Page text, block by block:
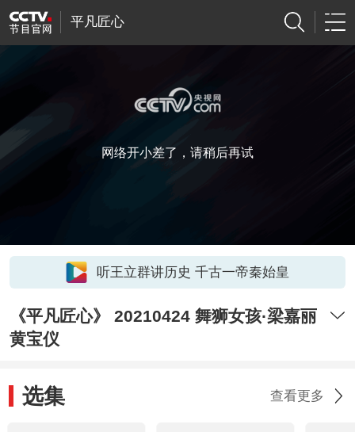
平凡匠心
网络开小差了，请稍后再试
听王立群讲历史 千古一帝秦始皇
《平凡匠心》 20210424 舞狮女孩·梁嘉丽
黄宝仪
选集 查看更多